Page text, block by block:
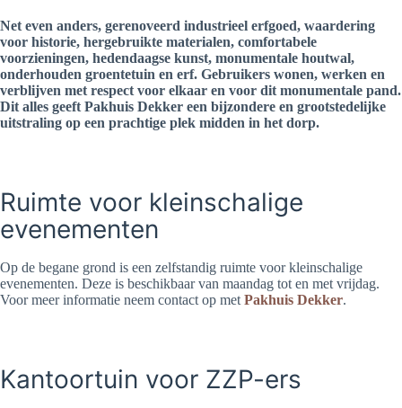
Net even anders, gerenoveerd industrieel erfgoed, waardering
voor historie, hergebruikte materialen, comfortabele
voorzieningen, hedendaagse kunst, monumentale houtwal,
onderhouden groentetuin en erf. Gebruikers wonen, werken en
verblijven met respect voor elkaar en voor dit monumentale pand.
Dit alles geeft Pakhuis Dekker een bijzondere en grootstedelijke
uitstraling op een prachtige plek midden in het dorp.
Ruimte voor kleinschalige
evenementen
Op de begane grond is een zelfstandig ruimte voor kleinschalige
evenementen. Deze is beschikbaar van maandag tot en met vrijdag.
Voor meer informatie neem contact op met Pakhuis Dekker.
Kantoortuin voor ZZP-ers